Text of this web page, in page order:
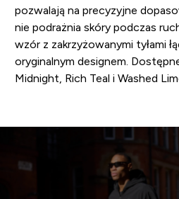
pozwalają na precyzyjne
nie podrażnia skóry podczas
wzór z zakrzyżowanymi tyłami
oryginalnym designem.
Midnight, Rich Teal i Washed